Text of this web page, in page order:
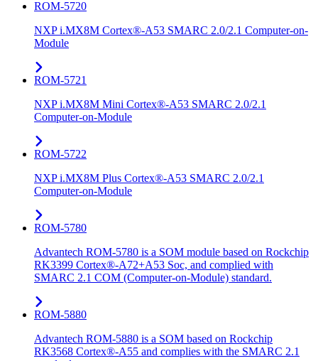
ROM-5720
NXP i.MX8M Cortex®-A53 SMARC 2.0/2.1 Computer-on-
Module
ROM-5721
NXP i.MX8M Mini Cortex®-A53 SMARC 2.0/2.1
Computer-on-Module
ROM-5722
NXP i.MX8M Plus Cortex®-A53 SMARC 2.0/2.1
Computer-on-Module
ROM-5780
Advantech ROM-5780 is a SOM module based on Rockchip
RK3399 Cortex®-A72+A53 Soc, and complied with
SMARC 2.1 COM (Computer-on-Module) standard.
ROM-5880
Advantech ROM-5880 is a SOM based on Rockchip
RK3568 Cortex®-A55 and complies with the SMARC 2.1